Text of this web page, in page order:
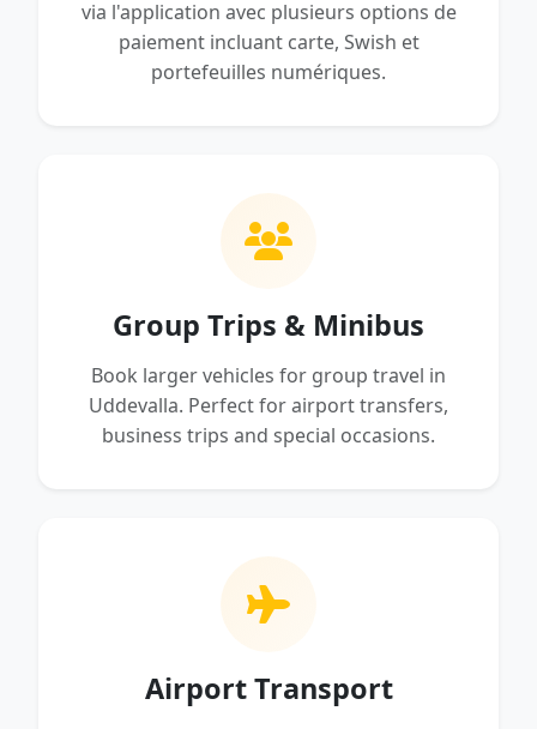
via l'application avec plusieurs options de
paiement incluant carte, Swish et
portefeuilles numériques.
Group Trips & Minibus
Book larger vehicles for group travel in
Uddevalla. Perfect for airport transfers,
business trips and special occasions.
Airport Transport